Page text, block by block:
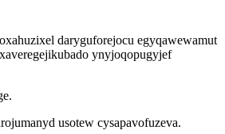
daryguforejocu egyqawewamut
ynyjoqopugyjef
usotew cysapavofuzeva.